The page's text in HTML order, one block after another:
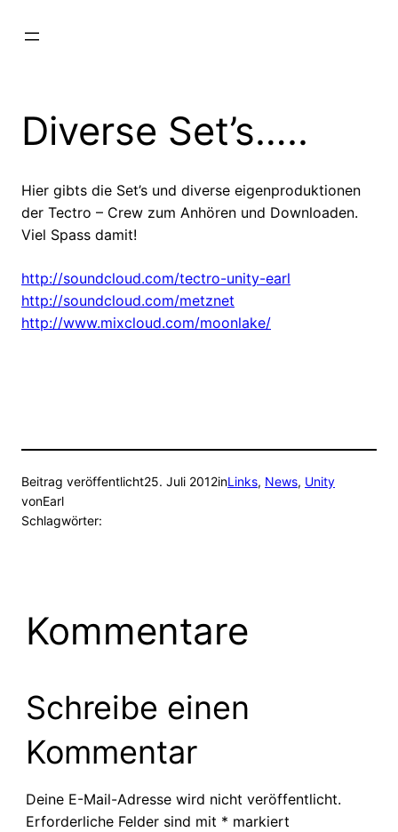
Inhalt
Diverse Set’s…..
Hier gibts die Set’s und diverse eigenproduktionen
der Tectro – Crew zum Anhören und Downloaden.
Viel Spass damit!
http://soundcloud.com/tectro-unity-earl
http://soundcloud.com/metznet
http://www.mixcloud.com/moonlake/
Beitrag veröffentlicht25. Juli 2012inLinks, News, Unity
vonEarl
Schlagwörter:
Kommentare
Schreibe einen
Kommentar
Deine E-Mail-Adresse wird nicht veröffentlicht.
Erforderliche Felder sind mit * markiert